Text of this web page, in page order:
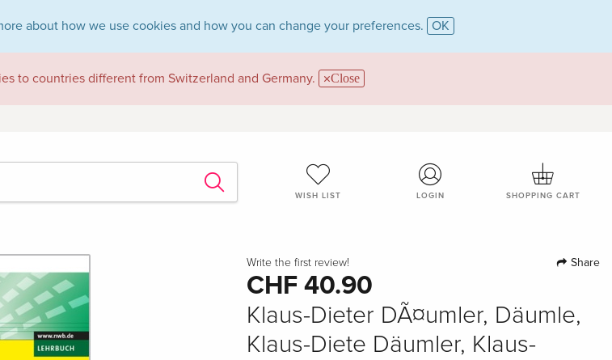
about how we use cookies and how you can change your preferences. OK
to countries different from Switzerland and Germany. Close
WISH LIST LOGIN SHOPPING CART
Write the first review! Share
CHF 40.90
Klaus-Dieter DÃ¤umler, Däumle,
Klaus-Diete Däumler, Klaus-